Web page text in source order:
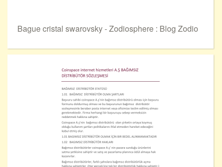
Bague cristal swarovsky - Zodiosphere : Blog Zodio